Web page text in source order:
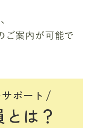
ご案内が可能で
ポート
は？